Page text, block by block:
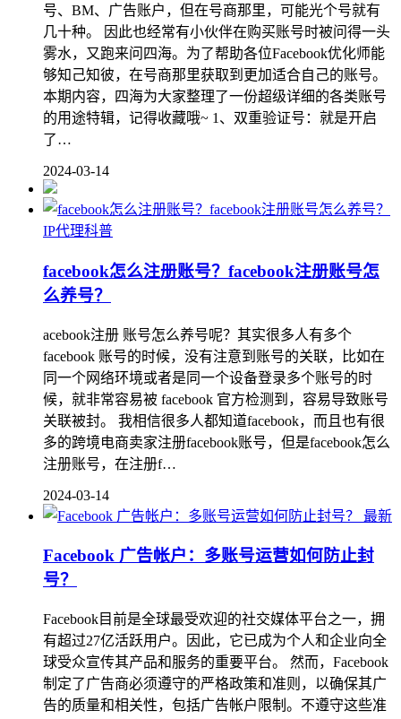
号、BM、广告账户，但在号商那里，可能光个号就有
几十种。 因此也经常有小伙伴在购买账号时被问得一头
雾水，又跑来问四海。为了帮助各位Facebook优化师能
够知己知彼，在号商那里获取到更加适合自己的账号。
本期内容，四海为大家整理了一份超级详细的各类账号
的用途特辑，记得收藏哦~ 1、双重验证号：就是开启
了…
2024-03-14
IP代理科普
facebook怎么注册账号？facebook注册账号怎
么养号？
acebook注册 账号怎么养号呢？其实很多人有多个
facebook 账号的时候，没有注意到账号的关联，比如在
同一个网络环境或者是同一个设备登录多个账号的时
候，就非常容易被 facebook 官方检测到，容易导致账号
关联被封。 我相信很多人都知道facebook，而且也有很
多的跨境电商卖家注册facebook账号，但是facebook怎么
注册账号，在注册f…
2024-03-14
最新
Facebook 广告帐户：多账号运营如何防止封
号？
Facebook目前是全球最受欢迎的社交媒体平台之一，拥
有超过27亿活跃用户。因此，它已成为个人和企业向全
球受众宣传其产品和服务的重要平台。 然而，Facebook
制定了广告商必须遵守的严格政策和准则，以确保其广
告的质量和相关性，包括广告帐户限制。不遵守这些准